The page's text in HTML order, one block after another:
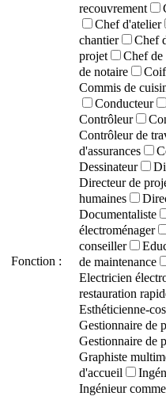
Fonction :
recouvrement
Chef d'atelier
chantier
Chef
projet
Chef de
de notaire
Commis de
Conducteur
Contrôleur
Contrôleur de
d'assurances
Dessinateur
Directeur de
humaines
Documentaliste
électroménager
conseiller
de maintenance
Electricien
restauration
Esthéticienne-
Gestionnaire de
Gestionnaire de
Graphiste
d'accueil
Ingénieur